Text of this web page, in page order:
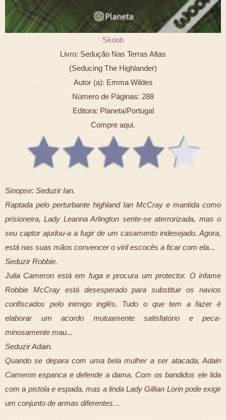
Skoob
Livro: Sedução Nas Terras Altas
(Seducing The Highlander)
Autor (a): Emma Wildes
Número de Páginas: 288
Editora: Planeta/Portugal
Compre aqui.
Sinopse: Seduzir Ian.
Raptada pelo perturbante highland Ian McCray e mantida como
prisioneira, Lady Leanna Arlington sente-se aterrorizada, mas o
seu captor ajudou-a a fugir de um casamento indesejado. Agora,
está nas suas mãos convencer o viril escocês a ficar com ela...
Seduzir Robbie.
Julia Cameron está em fuga e procura um protector. O infame
Robbie McCray está desesperado para substituir os navios
confiscados pelo inimigo inglês. Tudo o que tem a fazer é
elaborar um acordo mutuamente satisfatório e peca-
minosamente mau...
Seduzir Adain.
Quando se depara com uma bela mulher a ser atacada, Adain
Cameron espanca e defende a dama. Com os bandidos ele lida
com a pistola e espada, mas a linda Lady Gillian Lorin pode exigir
um conjunto de armas diferentes…